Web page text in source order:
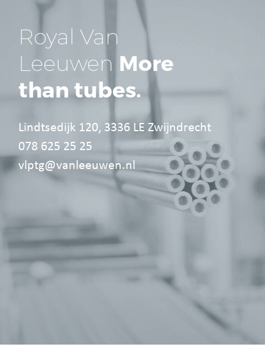
Royal Van
Leeuwen More
than tubes.
Lindtsedijk 120, 3336 LE Zwijndrecht
078 625 25 25
vlptg@vanleeuwen.nl